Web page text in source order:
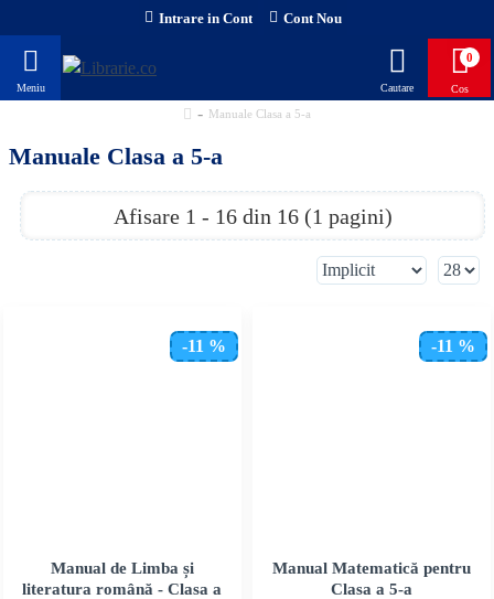
Intrare in Cont Cont Nou
0
Manuale Clasa a 5-a
Manuale Clasa a 5-a
Afisare 1 - 16 din 16 (1 pagini)
-11 %
Manual de Limba și
literatura română - Clasa a
-11 %
Manual Matematică pentru
Clasa a 5-a